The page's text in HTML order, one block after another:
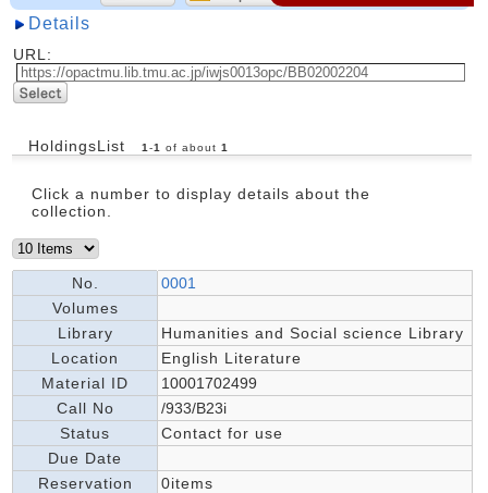
Details
URL:
HoldingsList 1 -1 of about 1
Click a number to display details about the
collection.
No.
0001
Volumes
Library
Humanities and Social science Library
Location
English Literature
Material ID
10001702499
Call No
/933/B23i
Status
Contact for use
Due Date
Reservation
0items